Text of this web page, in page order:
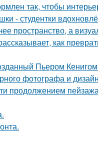
так, чтобы
- студентки
пространство, а
как
Пьером
фотографа и
продолжением